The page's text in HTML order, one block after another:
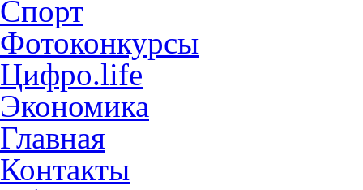
Спорт
Фотоконкурсы
Цифро.life
Экономика
Главная
Контакты